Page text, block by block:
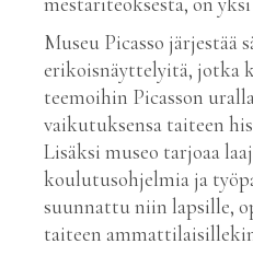
Museu Picasso järjestää
erikoisnäyttelyitä, jotka
teemoihin Picasson
vaikutuksensa taiteen
Lisäksi museo tarjoaa
koulutusohjelmia ja
suunnattu niin lapsille,
taiteen